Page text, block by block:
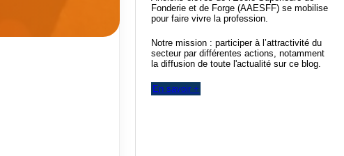
Fonderie et de Forge (AAESFF) se mobilise
pour faire vivre la profession.
Notre mission : participer à l’attractivité du
secteur par différentes actions, notamment
la diffusion de toute l'actualité sur ce blog.
En savoir +